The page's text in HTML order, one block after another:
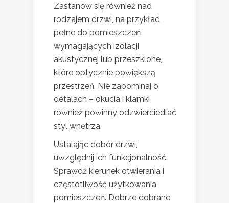
Zastanów się również nad
rodzajem drzwi, na przykład
pełne do pomieszczeń
wymagających izolacji
akustycznej lub przeszklone,
które optycznie powiększą
przestrzeń. Nie zapominaj o
detalach – okucia i klamki
również powinny odzwierciedlać
styl wnętrza.
Ustalając dobór drzwi,
uwzględnij ich funkcjonalność.
Sprawdź kierunek otwierania i
częstotliwość użytkowania
pomieszczeń. Dobrze dobrane